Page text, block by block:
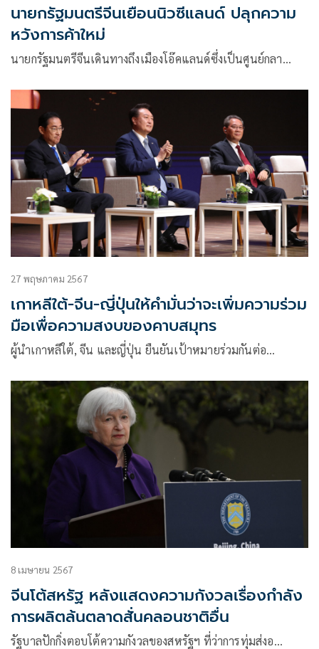
นายกรัฐมนตรีจีนเยือนนิวซีแลนด์ ปลุกความ
หวังการค้าใหม่
นายกรัฐมนตรีจีนเดินทางถึงเมืองโอ๊คแลนด์ซึ่งเป็นศูนย์กลา…
27 พฤษภาคม 2567
เกาหลีใต้-จีน-ญี่ปุ่นให้คำมั่นว่าจะเพิ่มความร่วม
มือเพื่อความสงบของคาบสมุทร
ผู้นำเกาหลีใต้, จีน และญี่ปุ่น ยืนยันเป้าหมายร่วมกันต่อ…
8 เมษายน 2567
จีนโต้สหรัฐ หลังแสดงความกังวลเรื่องกำลัง
การผลิตล้นตลาดสั่นคลอนชาติอื่น
รัฐบาลปักกิ่งตอบโต้ความกังวลของสหรัฐฯ ที่ว่าการทุ่มส่งอ…